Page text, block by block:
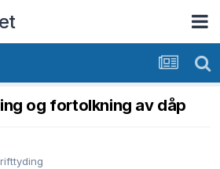
og fortolkning av dåp